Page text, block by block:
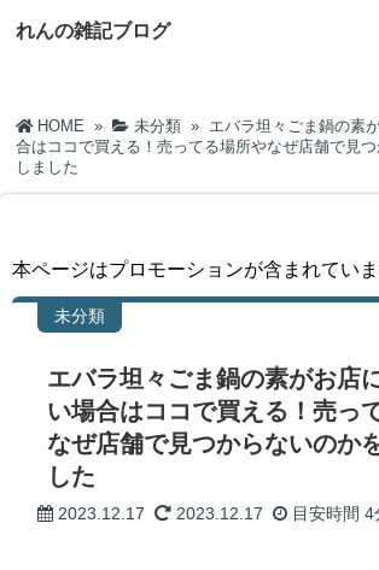
れんの雑記ブログ
HOME » 未分類 » エバラ坦々ごま鍋の素
合はココで買える！売ってる場所やなぜ店舗で見
しました
本ページはプロモーションが含まれていま
未分類
エバラ坦々ごま鍋の素がお店
い場合はココで買える！売っ
なぜ店舗で見つからないのか
した
2023.12.17 2023.12.17 目安時間4